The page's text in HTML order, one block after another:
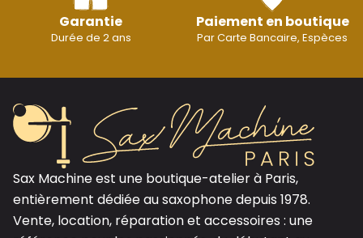
Garantie
Durée de 2 ans
Paiement en boutique
Par Carte Bancaire, Espèces
Sax Machine est une boutique-atelier à Paris,
entièrement dédiée au saxophone depuis 1978.
Vente, location, réparation et accessoires : une